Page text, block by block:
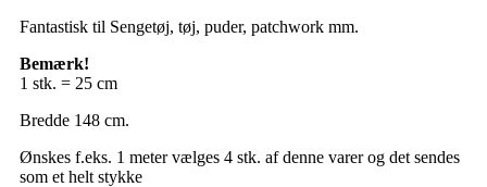
Fantastisk til Sengetøj, tøj, puder, patchwork mm.
Bemærk!
1 stk. = 25 cm
Bredde 148 cm.
Ønskes f.eks. 1 meter vælges 4 stk. af denne varer og det sendes
som et helt stykke